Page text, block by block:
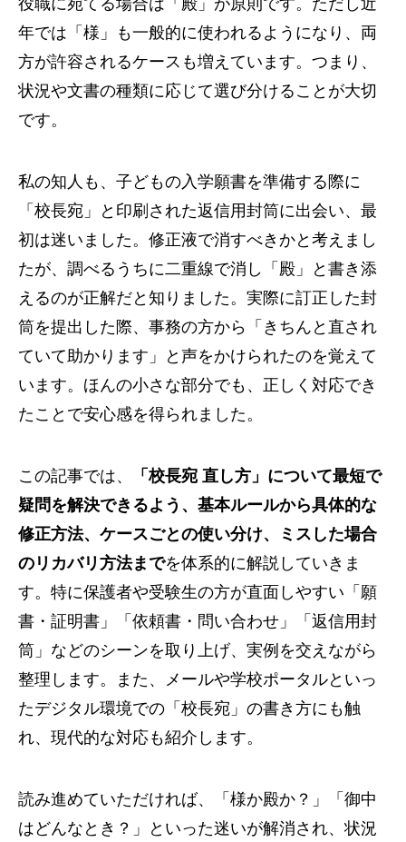
役職に宛てる場合は「殿」が原則です。ただし近
年では「様」も一般的に使われるようになり、両
方が許容されるケースも増えています。つまり、
状況や文書の種類に応じて選び分けることが大切
です。
私の知人も、子どもの入学願書を準備する際に
「校長宛」と印刷された返信用封筒に出会い、最
初は迷いました。修正液で消すべきかと考えまし
たが、調べるうちに二重線で消し「殿」と書き添
えるのが正解だと知りました。実際に訂正した封
筒を提出した際、事務の方から「きちんと直され
ていて助かります」と声をかけられたのを覚えて
います。ほんの小さな部分でも、正しく対応でき
たことで安心感を得られました。
この記事では、
「校長宛 直し方」について最短で
疑問を解決できるよう、基本ルールから具体的な
修正方法、ケースごとの使い分け、ミスした場合
のリカバリ方法までを体系的に解説していきま
す。特に保護者や受験生の方が直面しやすい「願
書・証明書」「依頼書・問い合わせ」「返信用封
筒」などのシーンを取り上げ、実例を交えながら
整理します。また、メールや学校ポータルといっ
たデジタル環境での「校長宛」の書き方にも触
れ、現代的な対応も紹介します。
読み進めていただければ、「様か殿か？」「御中
はどんなとき？」といった迷いが解消され、状況